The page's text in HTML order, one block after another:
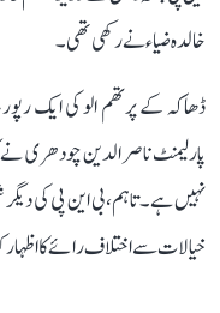
خالدہ ضیاء نے رکھی تھی۔
پارلیمنٹ ناصر الدین چودھری
نہیں ہے۔ تاہم، بی این پی کی
خیالات سے اختلاف رائے کا